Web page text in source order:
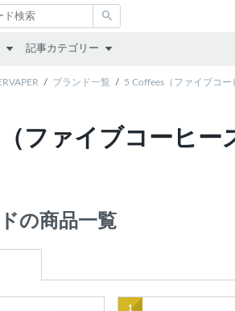
記事カテゴリー
その他
リキッド
MOD
アトマイザー
ブランド一覧 5 Coffees（ファイブコー
ファイブコーヒー
の商品一覧
1